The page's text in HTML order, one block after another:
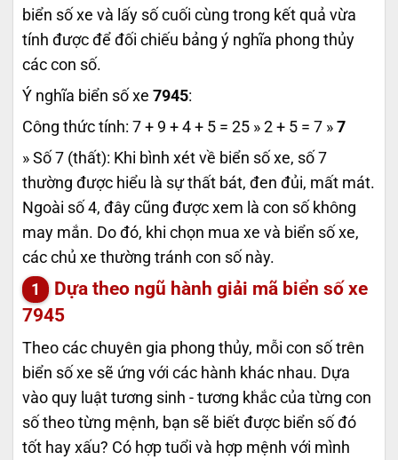
biển số xe và lấy số cuối cùng trong kết quả vừa
tính được để đối chiếu bảng ý nghĩa phong thủy
các con số.
Ý nghĩa biển số xe 7945:
Công thức tính: 7 + 9 + 4 + 5 = 25 » 2 + 5 = 7 » 7
» Số 7 (thất): Khi bình xét về biển số xe, số 7
thường được hiểu là sự thất bát, đen đủi, mất mát.
Ngoài số 4, đây cũng được xem là con số không
may mắn. Do đó, khi chọn mua xe và biển số xe,
các chủ xe thường tránh con số này.
Dựa theo ngũ hành giải mã biển số xe
7945
Theo các chuyên gia phong thủy, mỗi con số trên
biển số xe sẽ ứng với các hành khác nhau. Dựa
vào quy luật tương sinh - tương khắc của từng con
số theo từng mệnh, bạn sẽ biết được biển số đó
tốt hay xấu? Có hợp tuổi và hợp mệnh với mình